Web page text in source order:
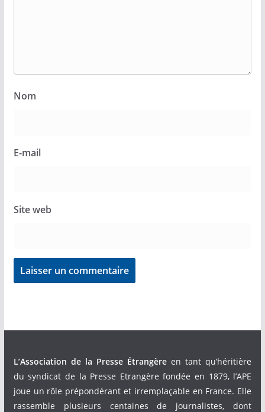
Nom
E-mail
Site web
L’Association de la Presse Étrangèreen tant qu’héritière
du syndicat de la Presse Etrangère fondée en 1879, l’APE
joue un rôle prépondérant et irremplaçable en France. Elle
rassemble plusieurs centaines de journalistes, dont